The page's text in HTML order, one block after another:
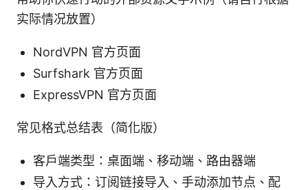
实际情况放置）
NordVPN 官方页面
Surfshark 官方页面
ExpressVPN 官方页面
常见格式总结表（简化版）
客户端类型：桌面端、移动端、路由器端
导入方式：订阅链接导入、手动添加节点、配